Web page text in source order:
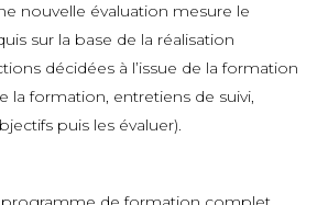
nouvelle évaluation mesure le
sur la base de la réalisation
décidées à l’issue de la formation
la formation, entretiens de suivi,
puis les évaluer).